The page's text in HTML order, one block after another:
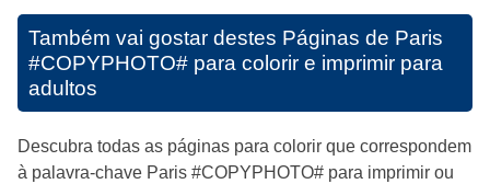
Também vai gostar destes Páginas de Paris
#COPYPHOTO# para colorir e imprimir para
adultos
Descubra todas as páginas para colorir que correspondem
à palavra-chave Paris #COPYPHOTO# para imprimir ou